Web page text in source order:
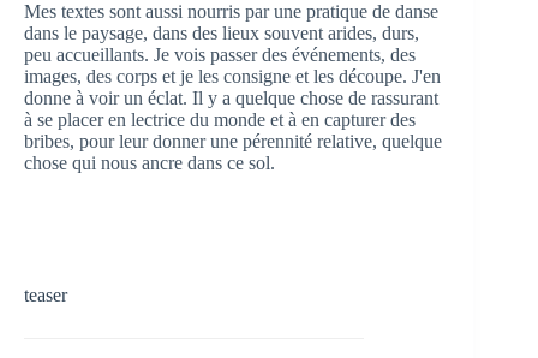
Mes textes sont aussi nourris par une pratique de danse
dans le paysage, dans des lieux souvent arides, durs,
peu accueillants. Je vois passer des événements, des
images, des corps et je les consigne et les découpe. J'en
donne à voir un éclat. Il y a quelque chose de rassurant
à se placer en lectrice du monde et à en capturer des
bribes, pour leur donner une pérennité relative, quelque
chose qui nous ancre dans ce sol.
teaser